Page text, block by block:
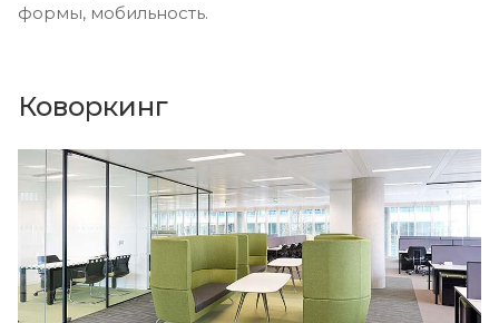
формы, мобильность.
Коворкинг